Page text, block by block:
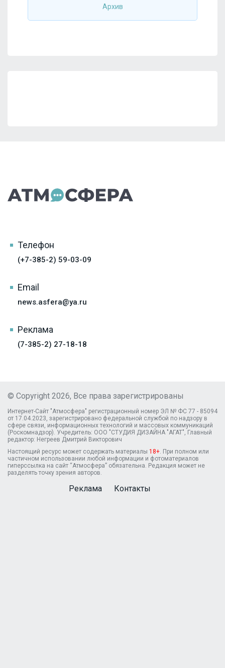
Архив
Телефон
(+7-385-2) 59-03-09
Email
news.asfera@ya.ru
Реклама
(7-385-2) 27-18-18
© Copyright 2026, Все права зарегистрированы
Интернет-Сайт "Атмосфера" регистрационный номер ЭЛ № ФС 77 - 85094
от 17.04.2023, зарегистрировано федеральной службой по надзору в
сфере связи, информационных технологий и массовых коммуникаций
(Роскомнадзор). Учредитель: ООО "СТУДИЯ ДИЗАЙНА "АГАТ", Главный
редактор: Негреев Дмитрий Викторович
Настоящий ресурс может содержать материалы 18+. При полном или
частичном использовании любой информации и фотоматериалов
гиперссылка на сайт “Атмосфера” обязательна. Редакция может не
разделять точку зрения авторов.
Реклама Контакты